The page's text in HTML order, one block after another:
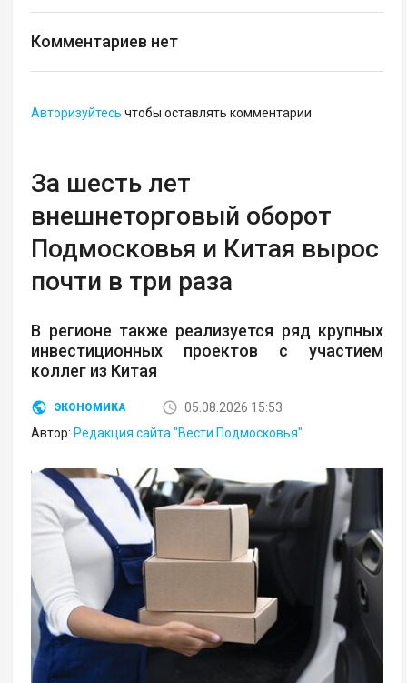
Комментариев нет
Авторизуйтесь чтобы оставлять комментарии
За шесть лет
внешнеторговый оборот
Подмосковья и Китая вырос
почти в три раза
В регионе также реализуется ряд крупных
инвестиционных проектов с участием
коллег из Китая
ЭКОНОМИКА
05.08.2026 15:53
Автор: Редакция сайта "Вести Подмосковья"